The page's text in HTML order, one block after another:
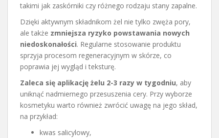
takimi jak zaskórniki czy różnego rodzaju stany zapalne.
Dzięki aktywnym składnikom żel nie tylko zwęża pory,
ale także zmniejsza ryzyko powstawania nowych
niedoskonałości. Regularne stosowanie produktu
sprzyja procesom regeneracyjnym w skórze, co
poprawia jej wygląd i teksturę.
Zaleca się aplikację żelu 2-3 razy w tygodniu, aby
uniknąć nadmiernego przesuszenia cery. Przy wyborze
kosmetyku warto również zwrócić uwagę na jego skład,
na przykład:
kwas salicylowy,